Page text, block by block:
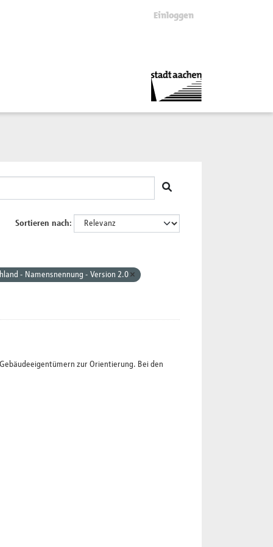
Einloggen
Sortieren nach
- Namensnennung - Version 2.0
zur Orientierung. Bei den